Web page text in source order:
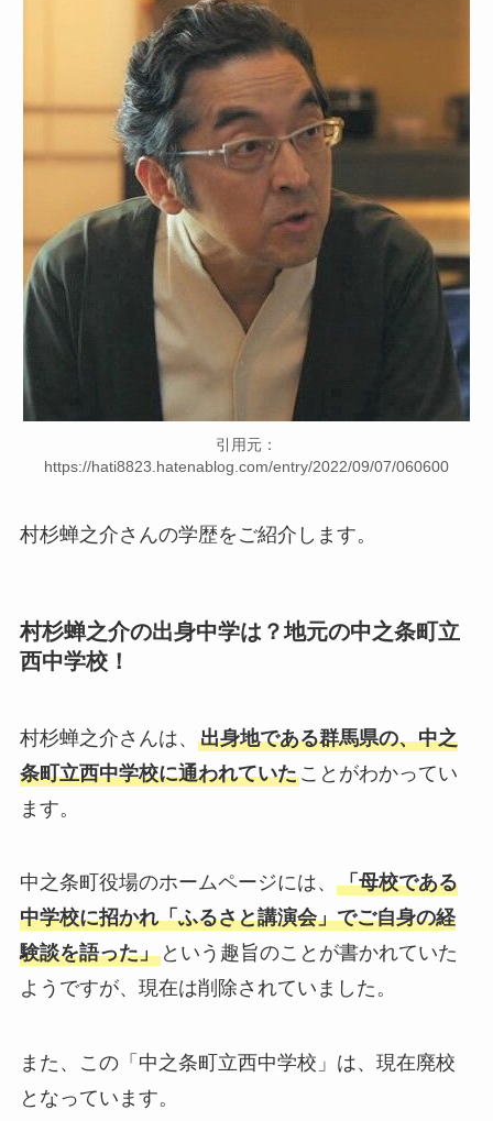
引用元：
https://hati8823.hatenablog.com/entry/2022/09/07/060600
村杉蝉之介さんの学歴をご紹介します。
村杉蝉之介の出身中学は？地元の中之条町立
西中学校！
村杉蝉之介さんは、 出身地である群馬県の、中之
条町立西中学校に通われていたことがわかってい
ます。
中之条町役場のホームページには、 「母校である
中学校に招かれ「ふるさと講演会」でご自身の経
験談を語った」という趣旨のことが書かれていた
ようですが、現在は削除されていました。
また、この「中之条町立西中学校」は、現在廃校
となっています。